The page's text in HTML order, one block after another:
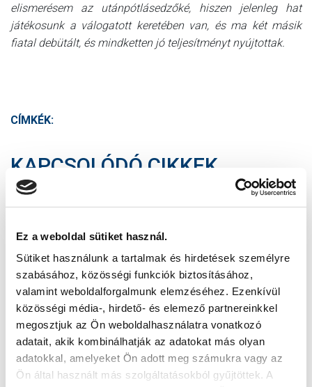
Ez a weboldal sütiket használ.
Sütiket használunk a tartalmak és hirdetések személyre
szabásához, közösségi funkciók biztosításához,
valamint weboldalforgalmunk elemzéséhez. Ezenkívül
közösségi média-, hirdető- és elemező partnereinkkel
megosztjuk az Ön weboldalhasználatra vonatkozó
adatait, akik kombinálhatják az adatokat más olyan
adatokkal, amelyeket Ön adott meg számukra vagy az
Ön által használt más szolgáltatásokból gyűjtöttek. A
elismerésem az utánpótlásedzőké, hiszen jelenleg hat
játékosunk a válogatott keretében van, és ma két másik
fiatal debütált, és mindketten jó teljesítményt nyújtottak.
CÍMKÉK:
KAPCSOLÓDÓ CIKKEK
KÖVETKEZŐ MÉRKŐZÉS
2026-08-09 17:30
SÁNDOR KÁROLY LABDARÚGÓ AKADÉMIA
MTK BUDAPEST II
VS
SZEKSZÁRDI UFC